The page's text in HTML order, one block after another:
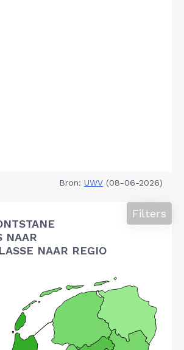
Bron: UWV (08-06-2026)
NAAR
NAAR REGIO
Filters